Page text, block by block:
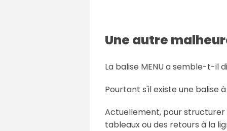
Une autre
La balise MENU a semble-t-il
Pourtant s'il existe une balise
Actuellement, pour structurer
tableaux ou des retours à la